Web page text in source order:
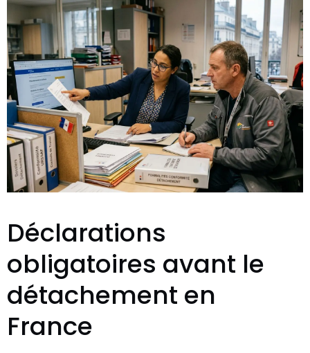
Déclarations
obligatoires avant le
détachement en
France